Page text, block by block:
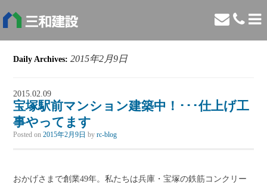
Daily Archives:2015年2月9日
2015.02.09
宝塚駅前マンション建築中！･･･仕上げ工
事やってます
Posted on2015年2月9日 byrc-blog
おかげさまで創業49年。私たちは兵庫・宝塚の鉄筋コンクリー